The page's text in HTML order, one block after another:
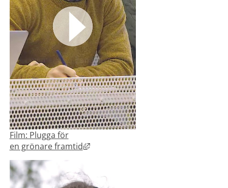
Film: Plugga för
en grönare framtid
Länk till annan webbplats, öppnas